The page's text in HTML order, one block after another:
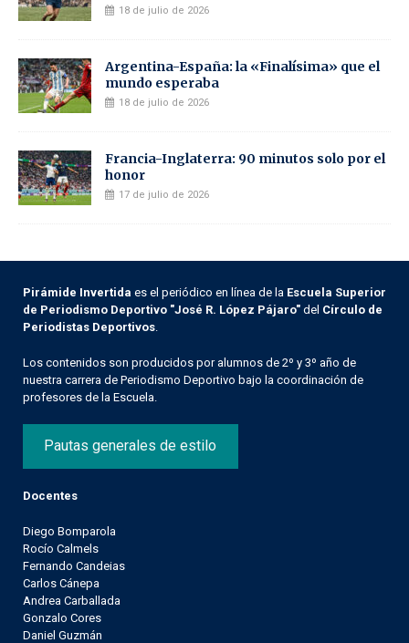
18 de julio de 2026
Argentina-España: la «Finalísima» que el
mundo esperaba
18 de julio de 2026
Francia-Inglaterra: 90 minutos solo por el
honor
17 de julio de 2026
Pirámide Invertida es el periódico en línea de la Escuela Superior
de Periodismo Deportivo "José R. López Pájaro" del Círculo de
Periodistas Deportivos
Los contenidos son producidos por alumnos de 2º y 3º año de
nuestra carrera de Periodismo Deportivo bajo la coordinación de
profesores de la Escuela.
Pautas generales de estilo
Docentes
Diego Bomparola
Rocío Calmels
Fernando Candeias
Carlos Cánepa
Andrea Carballada
Gonzalo Cores
Daniel Guzmán